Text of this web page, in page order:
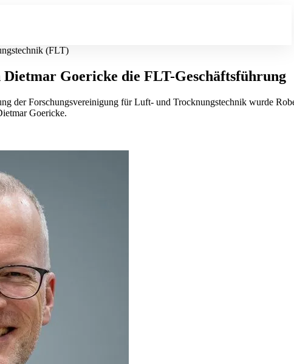
(FLT)
Goericke die FLT-Geschäftsführung
der Forschungsvereinigung für Luft- und Trocknungstechnik wurde
Goericke.